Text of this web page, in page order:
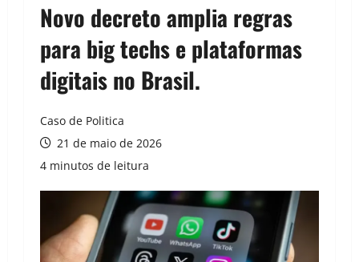
Novo decreto amplia regras
para big techs e plataformas
digitais no Brasil.
Caso de Politica
21 de maio de 2026
4 minutos de leitura